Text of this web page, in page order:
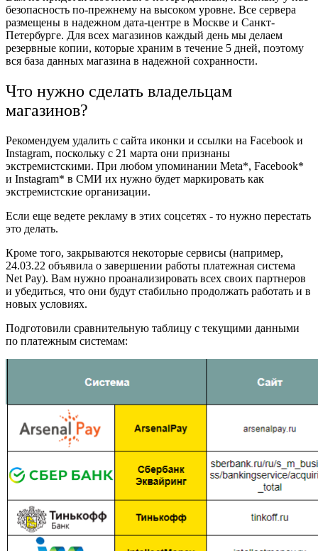
безопасность по-прежнему на высоком уровне. Все сервера
размещены в надежном дата-центре в Москве и Санкт-
Петербурге. Для всех магазинов каждый день мы делаем
резервные копии, которые храним в течение 5 дней, поэтому
вся база данных магазина в надежной сохранности.
Что нужно сделать владельцам
магазинов?
Рекомендуем удалить с сайта иконки и ссылки на Facebook и
Instagram, поскольку с 21 марта они признаны
экстремистскими. При любом упоминании Meta*, Facebook*
и Instagram* в СМИ их нужно будет маркировать как
экстремистские организации.
Если еще ведете рекламу в этих соцсетях - то нужно перестать
это делать.
Кроме того, закрываются некоторые сервисы (например,
24.03.22 объявила о завершении работы платежная система
Net Pay). Вам нужно проанализировать всех своих партнеров
и убедиться, что они будут стабильно продолжать работать и в
новых условиях.
Подготовили сравнительную таблицу с текущими данными
по платежным системам: